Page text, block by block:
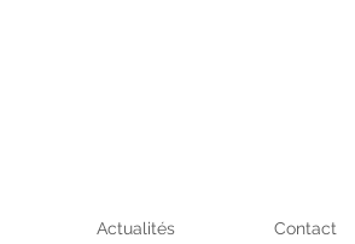
Actualités Contact